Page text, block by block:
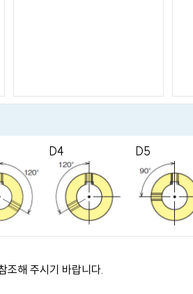
D4 D5
조해 주시기 바랍니다.